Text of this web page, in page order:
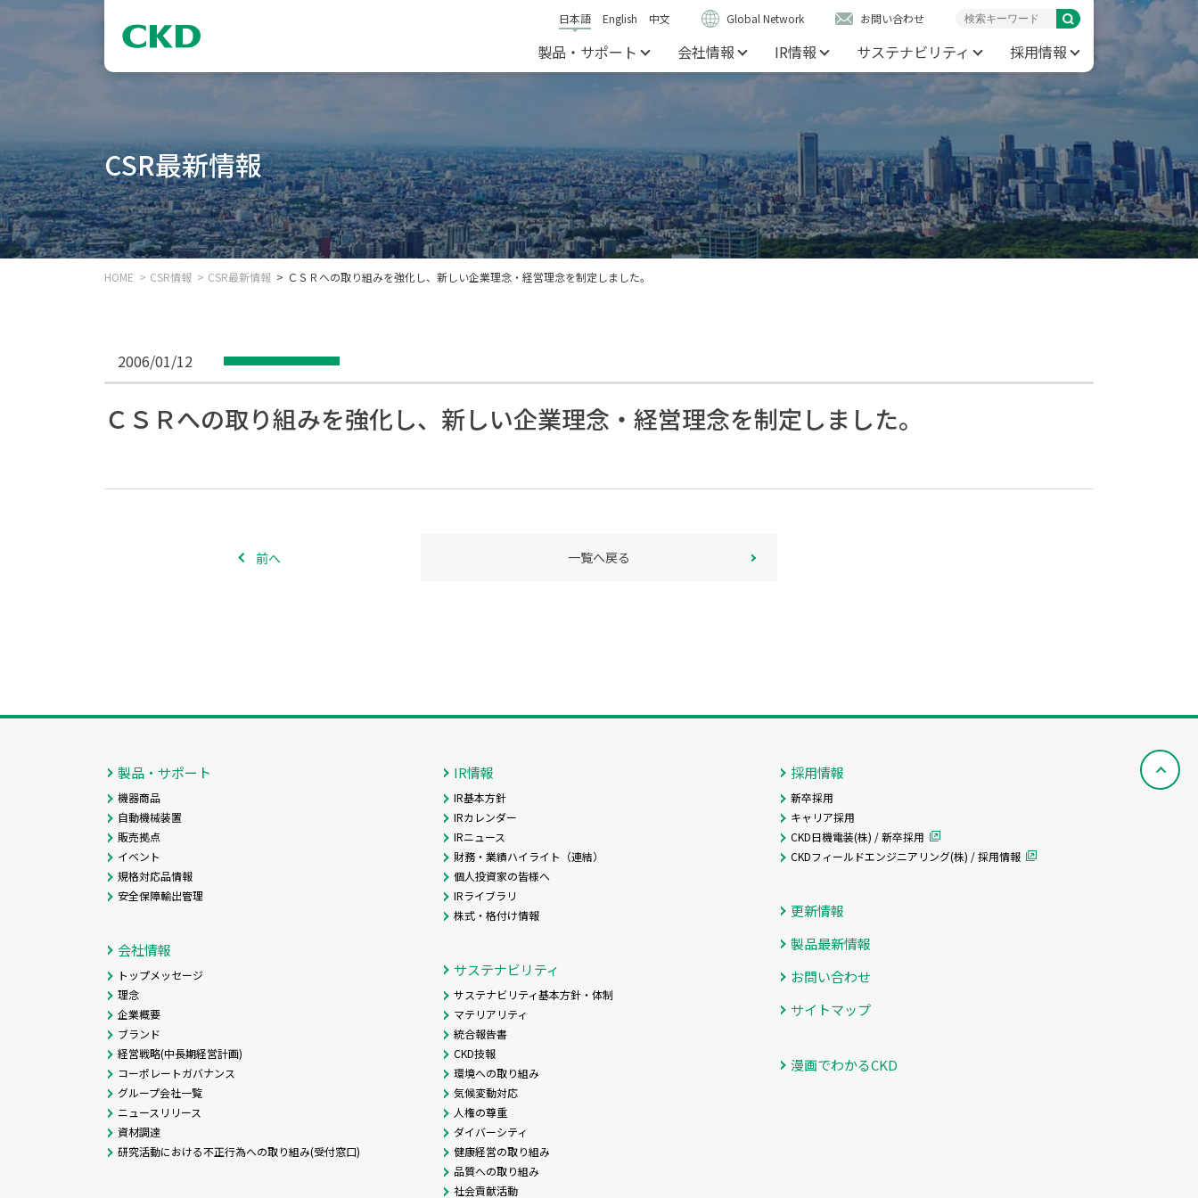
日本語 English 中文 Global Network お問い合わせ
製品・サポート 会社情報 IR情報 サステナビリティ 採用情報
CSR最新情報
HOME CSR情報 CSR最新情報 ＣＳＲへの取り組みを強化し、新しい企業理念・経営理念を制定しました。
2006/01/12
ＣＳＲへの取り組みを強化し、新しい企業理念・経営理念を制定しました。
前へ 一覧へ戻る
製品・サポート
機器商品
自動機械装置
販売拠点
イベント
規格対応品情報
安全保障輸出管理
会社情報
トップメッセージ
理念
企業概要
ブランド
経営戦略(中長期経営計画)
コーポレートガバナンス
グループ会社一覧
ニュースリリース
資材調達
研究活動における不正行為への取り組み(受付窓口)
IR情報
IR基本方針
IRカレンダー
IRニュース
財務・業績ハイライト（連結）
個人投資家の皆様へ
IRライブラリ
株式・格付け情報
サステナビリティ
サステナビリティ基本方針・体制
マテリアリティ
統合報告書
CKD技報
環境への取り組み
気候変動対応
人権の尊重
ダイバーシティ
健康経営の取り組み
品質への取り組み
社会貢献活動
採用情報
新卒採用
キャリア採用
CKD日機電装(株) / 新卒採用
CKDフィールドエンジニアリング(株) / 採用情報
更新情報
製品最新情報
お問い合わせ
サイトマップ
漫画でわかるCKD